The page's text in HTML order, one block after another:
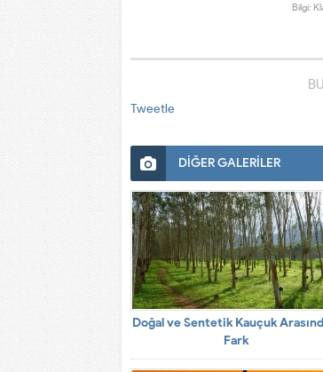
Bilgi:
Tweetle
DİĞER GALERİLER
Doğal ve Sentetik Kauçuk
Fark